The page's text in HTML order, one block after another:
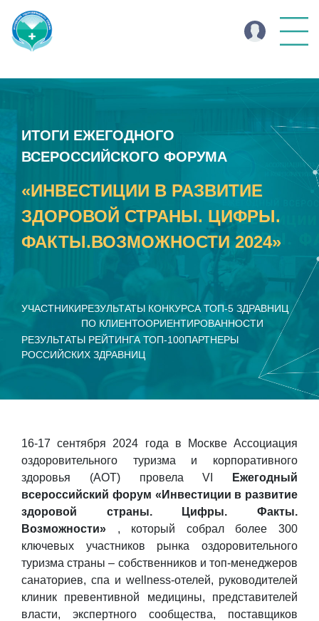
ИТОГИ ЕЖЕГОДНОГО
ВСЕРОССИЙСКОГО ФОРУМА
«ИНВЕСТИЦИИ В РАЗВИТИЕ
ЗДОРОВОЙ СТРАНЫ. ЦИФРЫ.
ФАКТЫ.ВОЗМОЖНОСТИ 2024»
УЧАСТНИКИРЕЗУЛЬТАТЫ КОНКУРСА ТОП-5 ЗДРАВНИЦ
ПО КЛИЕНТООРИЕНТИРОВАННОСТИ
РЕЗУЛЬТАТЫ РЕЙТИНГА ТОП-100
РОССИЙСКИХ ЗДРАВНИЦ
ПАРТНЕРЫ
16-17 сентября 2024 года в Москве Ассоциация
оздоровительного туризма и корпоративного
здоровья (АОТ) провела VI
Ежегодный
всероссийский форум «Инвестиции в развитие
здоровой страны. Цифры. Факты.
Возможности» , который собрал более 300
ключевых участников рынка оздоровительного
туризма страны – собственников и топ-менеджеров
санаториев, спа и wellness-отелей, руководителей
клиник превентивной медицины, представителей
власти, экспертного сообщества, поставщиков